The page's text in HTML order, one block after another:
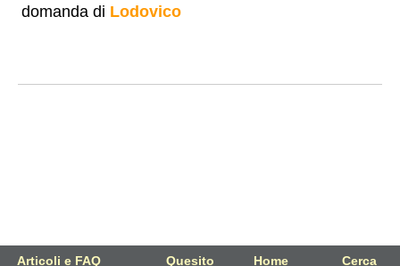
Articoli e FAQ Quesito Home Cerca
domanda di Lodovico